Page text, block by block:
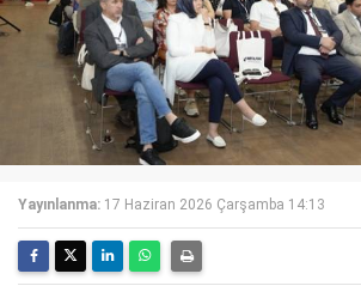
Yayınlanma: 17 Haziran 2026 Çarşamba 14:13